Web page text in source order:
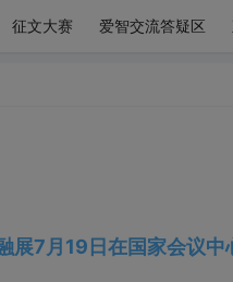
征文大赛 爱智交流答疑区
展7月19日在国家会议中